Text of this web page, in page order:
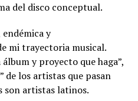
del disco conceptual.
y
mi trayectoria musical.
y proyecto que haga”,
de los artistas que pasan
son artistas latinos.